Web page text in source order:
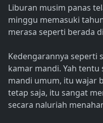
Liburan musim panas
minggu memasuki
merasa seperti berada
Kedengarannya seperti
kamar mandi. Yah
mandi umum, itu wajar
tetap saja, itu sangat
secara naluriah